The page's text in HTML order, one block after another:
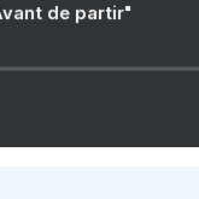
de partir"